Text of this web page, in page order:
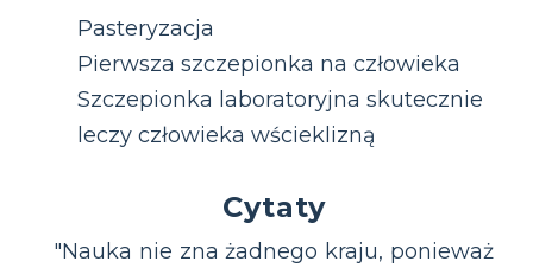
Pasteryzacja
Pierwsza szczepionka na człowieka
Szczepionka laboratoryjna skutecznie
leczy człowieka wścieklizną
Cytaty
"Nauka nie zna żadnego kraju, ponieważ